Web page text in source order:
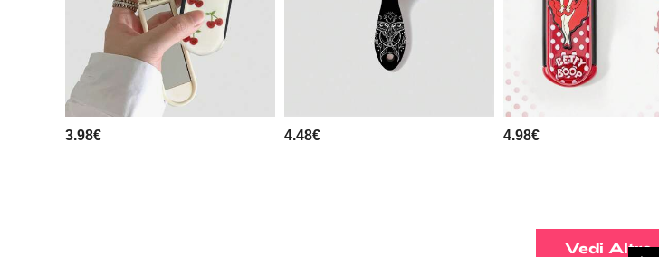
3.98€ 4.48€ 4.98€
Vedi Altro